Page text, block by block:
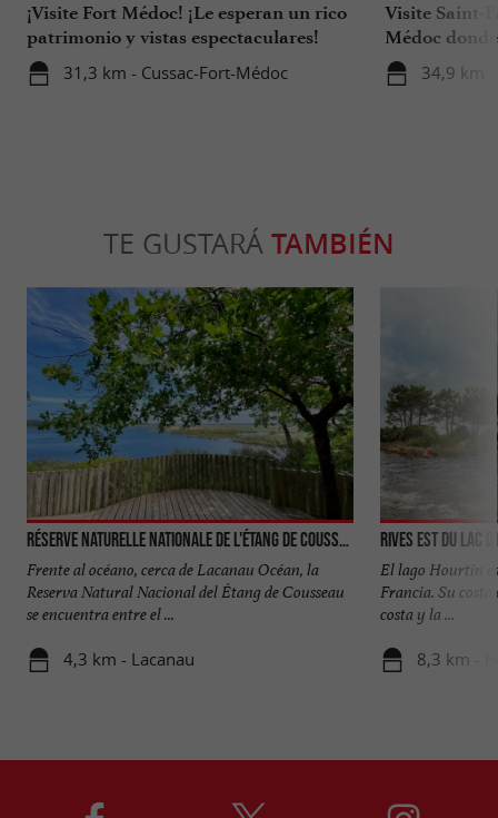
¡Visite Fort Médoc! ¡Le esperan un rico
patrimonio y vistas espectaculares!
31,3 km - Cussac-Fort-Médoc
Visite Saint-
Médoc
vinos.
34,9 km -
TE GUSTARÁ TAMBIÉN
Réserve naturelle nationale de l'étang de Cousseau
Frente al océano, cerca de Lacanau Océan, la
Reserva Natural Nacional del Étang de Cousseau
se encuentra entre el ...
4,3 km - Lacanau
Rives Est du lac
El lago Hourtin
Francia. Su
costa y la ...
8,3 km -